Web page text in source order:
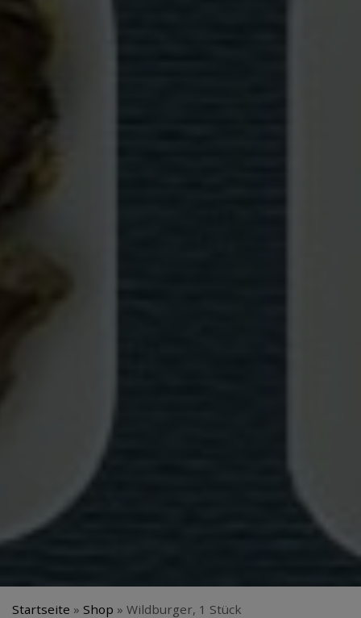
Startseite » Shop » Wildburger, 1 Stück